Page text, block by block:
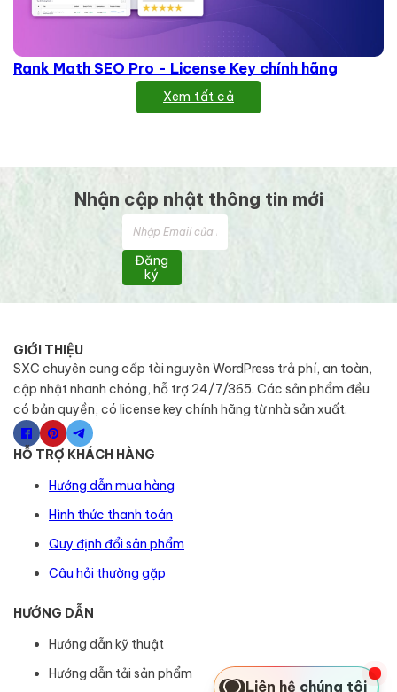
Rank Math SEO Pro - License Key chính hãng
Xem tất cả
Nhận cập nhật thông tin mới
Đăng
ký
GIỚI THIỆU
SXC chuyên cung cấp tài nguyên WordPress trả phí, an toàn,
cập nhật nhanh chóng, hỗ trợ 24/7/365. Các sản phẩm đều
có bản quyền, có license key chính hãng từ nhà sản xuất.
HỖ TRỢ KHÁCH HÀNG
Hướng dẫn mua hàng
Hình thức thanh toán
Quy định đổi sản phẩm
Câu hỏi thường gặp
HƯỚNG DẪN
Hướng dẫn kỹ thuật
Hướng dẫn tải sản phẩm
Liên hệ chúng tôi